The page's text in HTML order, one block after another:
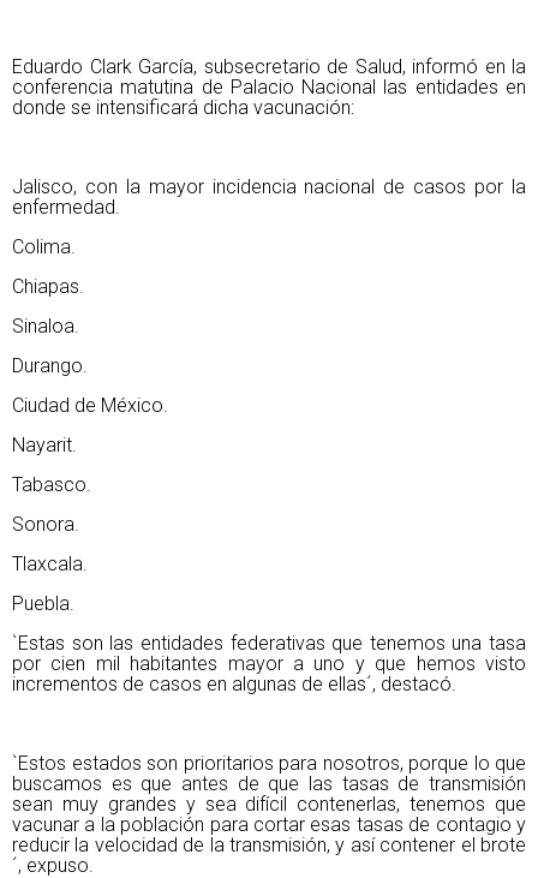
Eduardo Clark García, subsecretario de Salud, informó en la
conferencia matutina de Palacio Nacional las entidades en
donde se intensificará dicha vacunación:
Jalisco, con la mayor incidencia nacional de casos por la
enfermedad.
Colima.
Chiapas.
Sinaloa.
Durango.
Ciudad de México.
Nayarit.
Tabasco.
Sonora.
Tlaxcala.
Puebla.
`Estas son las entidades federativas que tenemos una tasa
por cien mil habitantes mayor a uno y que hemos visto
incrementos de casos en algunas de ellas´, destacó.
`Estos estados son prioritarios para nosotros, porque lo que
buscamos es que antes de que las tasas de transmisión
sean muy grandes y sea difícil contenerlas, tenemos que
vacunar a la población para cortar esas tasas de contagio y
reducir la velocidad de la transmisión, y así contener el brote
´, expuso.